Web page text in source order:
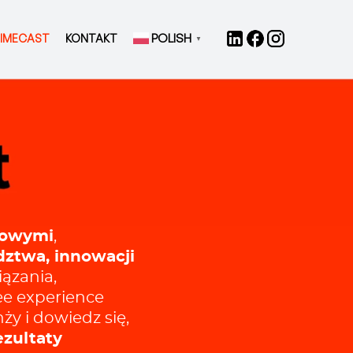
KONTAKT POLISH ▼
,
innowacji
experience
i dowiedz się,